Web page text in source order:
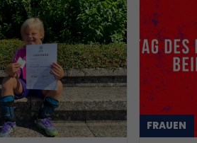
FRAUEN